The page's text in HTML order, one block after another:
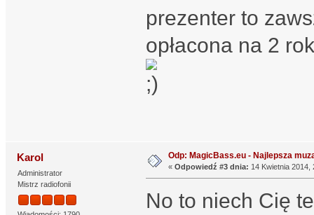
prezenter to
opłacona na 2
Karol
Administrator
Mistrz radiofonii
Odp: MagicBass.eu - Najlepsza
« Odpowiedź #3 dnia: 14 Kwietnia 2014,
No to niech Cię